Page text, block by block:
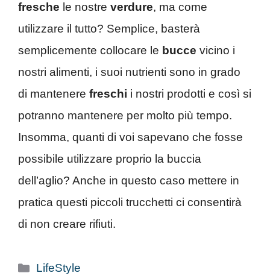
fresche le nostre verdure, ma come
utilizzare il tutto? Semplice, basterà
semplicemente collocare le bucce vicino i
nostri alimenti, i suoi nutrienti sono in grado
di mantenere freschi i nostri prodotti e così si
potranno mantenere per molto più tempo.
Insomma, quanti di voi sapevano che fosse
possibile utilizzare proprio la buccia
dell’aglio? Anche in questo caso mettere in
pratica questi piccoli trucchetti ci consentirà
di non creare rifiuti.
Categorie
LifeStyle